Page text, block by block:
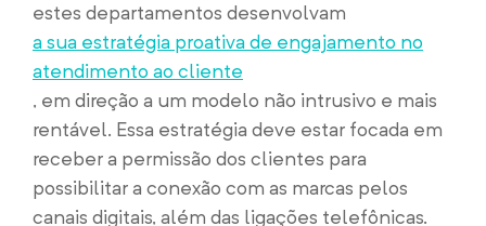
estes departamentos desenvolvam
a sua estratégia proativa de engajamento no
atendimento ao cliente
, em direção a um modelo não intrusivo e mais
rentável. Essa estratégia deve estar focada em
receber a permissão dos clientes para
possibilitar a conexão com as marcas pelos
canais digitais, além das ligações telefônicas.